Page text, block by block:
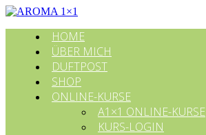
HOME
ÜBER MICH
DUFTPOST
SHOP
ONLINE-KURSE
A1×1 ONLINE-KURSE
KURS-LOGIN